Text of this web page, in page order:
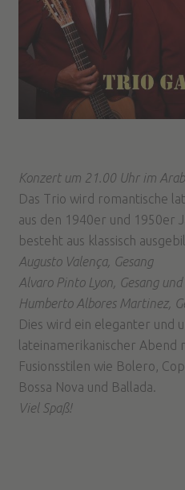
Konzert um 21.00 Uhr im
Das Trio wird romantische
aus den 1940er und 1950er
besteht aus klassisch
Augusto Valença, Gesang
Alvaro Pinto Lyon, Gesang
Humberto Albores Martinez,
Dies wird ein eleganter und
lateinamerikanischer Abend
Fusionsstilen wie Bolero,
Bossa Nova und Ballada.
Viel Spaß!